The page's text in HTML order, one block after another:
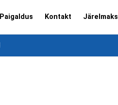
Paigaldus Kontakt Järelmaks